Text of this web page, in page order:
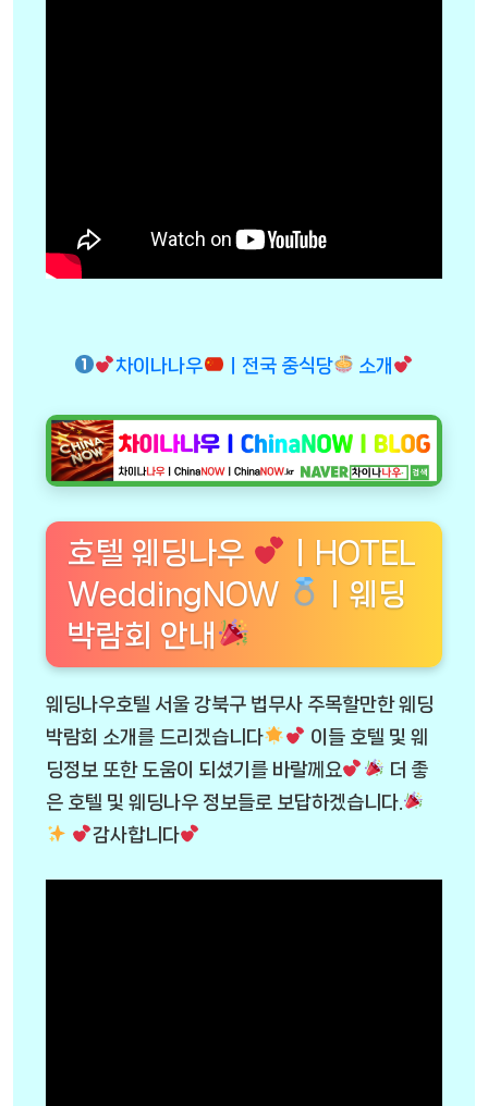
차이나나우 ㅣ전국 중식당 소개
호텔 웨딩나우
ㅣHOTEL
WeddingNOW
ㅣ웨딩
박람회 안내
웨딩나우호텔 서울 강북구 법무사 주목할만한 웨딩
박람회 소개를 드리겠습니다
이들 호텔 및 웨
딩정보 또한 도움이 되셨기를 바랄께요
더 좋
은 호텔 및 웨딩나우 정보들로 보답하겠습니다.
감사합니다